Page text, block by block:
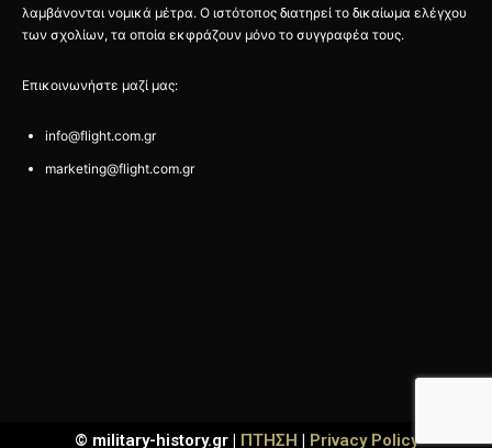
λαμβάνονται νομικά μέτρα. Ο ιστότοπος διατηρεί το δικαίωμα ελέγχου
των σχολίων, τα οποία εκφράζουν μόνο το συγγραφέα τους.
Επικοινωνήστε μαζί μας:
info@flight.com.gr
marketing@flight.com.gr
© military-history.gr | ΠΤΗΣΗ | Privacy Policy